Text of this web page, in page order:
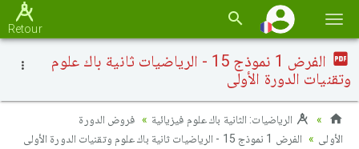
la
Retour
الفرض 1 نموذج 15 - الرياضيات ثانية باك علوم
وتقنيات الدورة الأولى
الرياضيات: الثانية باك علوم فيزيائية
فروض الدورة
الأولى
الفرض 1 نموذج 15 - الرياضيات ثانية باك علوم وتقنيات الدورة الأولى